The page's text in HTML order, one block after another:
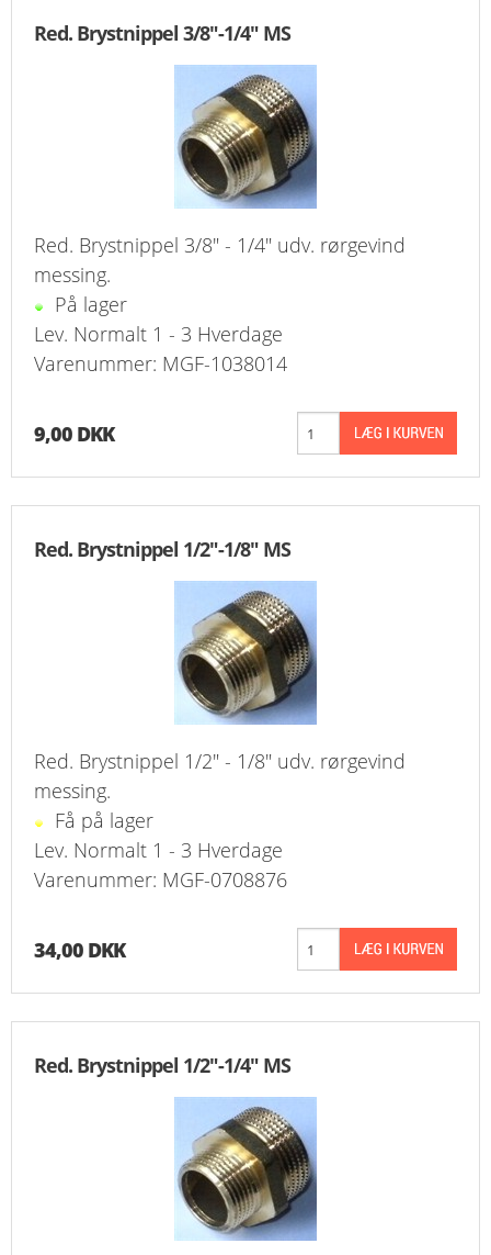
Red. Brystnippel 3/8"-1/4" MS
Red. Brystnippel 3/8" - 1/4" udv. rørgevind
messing.
På lager
Lev. Normalt 1 - 3 Hverdage
Varenummer: MGF-1038014
9,00 DKK
Red. Brystnippel 1/2"-1/8" MS
Red. Brystnippel 1/2" - 1/8" udv. rørgevind
messing.
Få på lager
Lev. Normalt 1 - 3 Hverdage
Varenummer: MGF-0708876
34,00 DKK
Red. Brystnippel 1/2"-1/4" MS